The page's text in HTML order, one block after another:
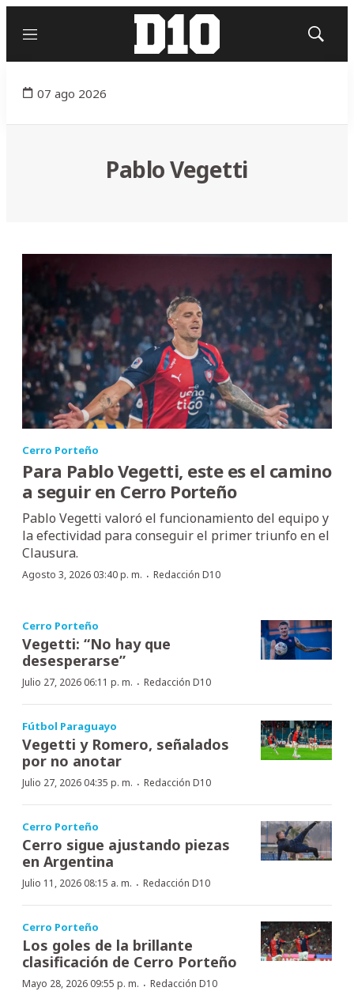
Menú
Mostrar
07 ago 2026
Pablo Vegetti
Cerro Porteño
Para Pablo Vegetti, este es el camino
a seguir en Cerro Porteño
Pablo Vegetti valoró el funcionamiento del equipo y
la efectividad para conseguir el primer triunfo en el
Clausura.
Agosto 3, 2026 03:40 p. m. · Redacción D10
Cerro Porteño
Vegetti: “No hay que
desesperarse”
Julio 27, 2026 06:11 p. m. · Redacción D10
Fútbol Paraguayo
Vegetti y Romero, señalados
por no anotar
Julio 27, 2026 04:35 p. m. · Redacción D10
Cerro Porteño
Cerro sigue ajustando piezas
en Argentina
Julio 11, 2026 08:15 a. m. · Redacción D10
Cerro Porteño
Los goles de la brillante
clasificación de Cerro Porteño
Mayo 28, 2026 09:55 p. m. · Redacción D10